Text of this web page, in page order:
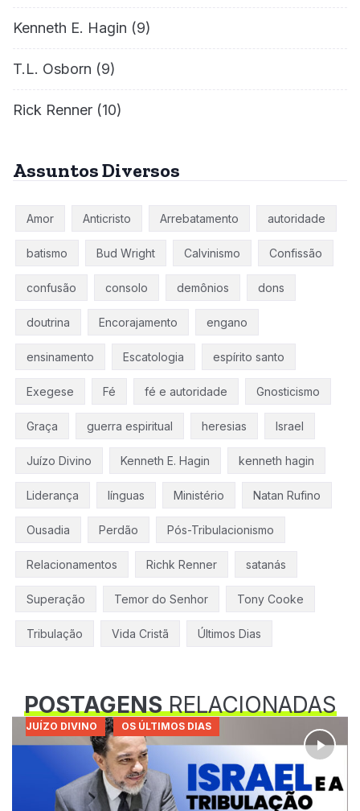
Kenneth E. Hagin (9)
T.L. Osborn (9)
Rick Renner (10)
Assuntos Diversos
Amor Anticristo Arrebatamento autoridade
batismo Bud Wright Calvinismo Confissão
confusão consolo demônios dons
doutrina Encorajamento engano
ensinamento Escatologia espírito santo
Exegese Fé fé e autoridade Gnosticismo
Graça guerra espiritual heresias Israel
Juízo Divino Kenneth E. Hagin kenneth hagin
Liderança línguas Ministério Natan Rufino
Ousadia Perdão Pós-Tribulacionismo
Relacionamentos Richk Renner satanás
Superação Temor do Senhor Tony Cooke
Tribulação Vida Cristã Últimos Dias
POSTAGENSRELACIONADAS
JUÍZO DIVINO OS ÚLTIMOS DIAS